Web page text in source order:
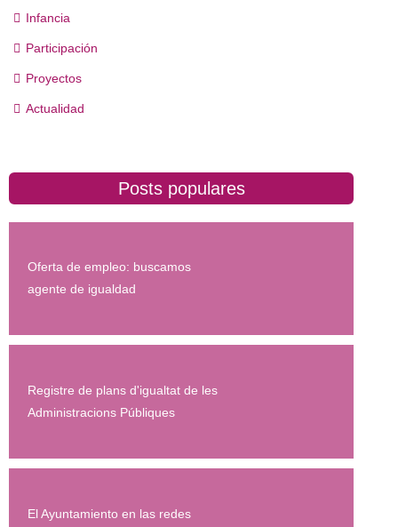
Infancia
Participación
Proyectos
Actualidad
Posts populares
Oferta de empleo: buscamos
agente de igualdad
Registre de plans d'igualtat de les
Administracions Públiques
El Ayuntamiento en las redes